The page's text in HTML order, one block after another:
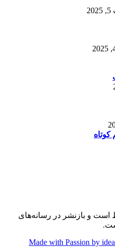
و بازنشر در رسانه‌های
Made with Passion by